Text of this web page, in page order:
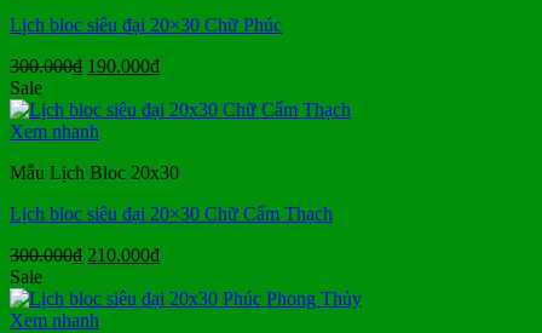
Lịch bloc siêu đại 20×30 Chữ Phúc
300.000₫ Giá
là:
300.000₫.
190.000₫Giá
tại
Sale
Xem nhanh
Mẫu Lịch Bloc 20x30
Lịch bloc siêu đại 20×30 Chữ Cẩm Thạch
300.000₫ Giá
là:
300.000₫.
210.000₫Giá
tại
Sale
Xem nhanh